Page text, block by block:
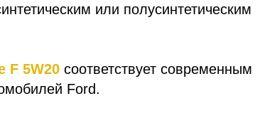
или
F 5W20 соответствует
Ford.